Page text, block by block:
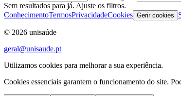
Sem resultados para já. Ajuste os filtros.
ConhecimentoTermosPrivacidadeCookies Gerir cookies
© 2026 unisaúde
geral@unisaude.pt
Utilizamos cookies para melhorar a sua experiência.
Cookies essenciais garantem o funcionamento do site.